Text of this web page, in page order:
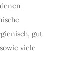
gut
viele